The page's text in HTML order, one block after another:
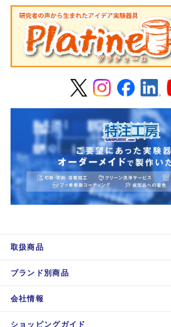
取扱商品
ブランド別商品
会社情報
ショッピングガイド